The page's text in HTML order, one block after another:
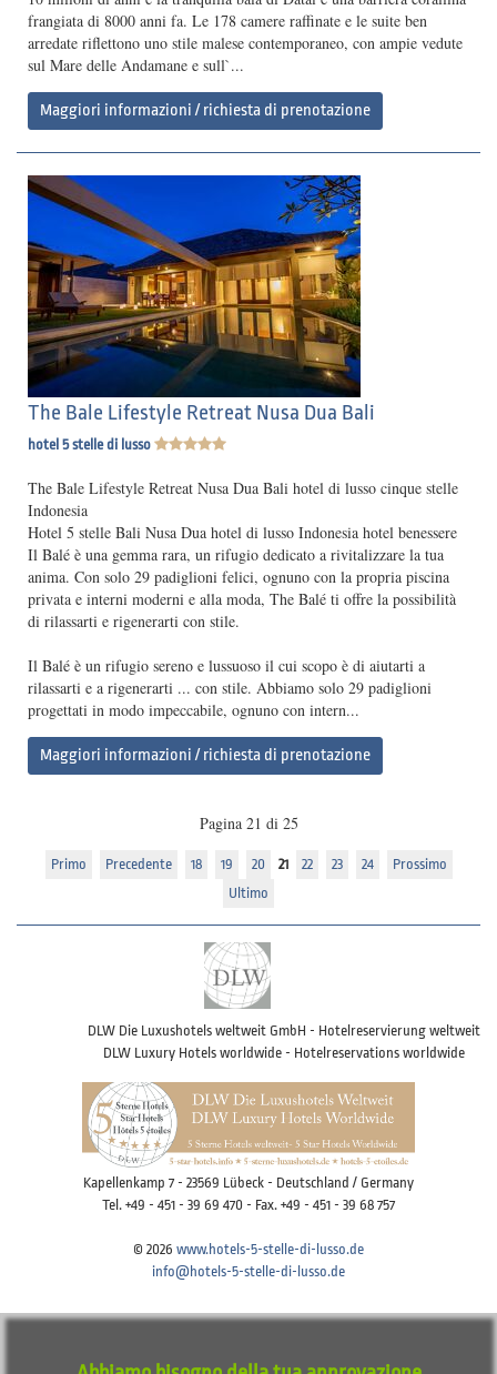
frangiata di 8000 anni fa. Le 178 camere raffinate e le suite ben
arredate riflettono uno stile malese contemporaneo, con ampie vedute
sul Mare delle Andamane e sull`...
Maggiori informazioni / richiesta di prenotazione
The Bale Lifestyle Retreat Nusa Dua Bali
hotel 5 stelle di lusso
The Bale Lifestyle Retreat Nusa Dua Bali hotel di lusso cinque stelle
Indonesia
Hotel 5 stelle Bali Nusa Dua hotel di lusso Indonesia hotel benessere
Il Balé è una gemma rara, un rifugio dedicato a rivitalizzare la tua
anima. Con solo 29 padiglioni felici, ognuno con la propria piscina
privata e interni moderni e alla moda, The Balé ti offre la possibilità
di rilassarti e rigenerarti con stile.
Il Balé è un rifugio sereno e lussuoso il cui scopo è di aiutarti a
rilassarti e a rigenerarti ... con stile. Abbiamo solo 29 padiglioni
progettati in modo impeccabile, ognuno con intern...
Maggiori informazioni / richiesta di prenotazione
Pagina 21 di 25
Primo Precedente 18 19 20 21 22 23 24
Prossimo
Ultimo
DLW Die Luxushotels weltweit GmbH - Hotelreservierung weltweit
DLW Luxury Hotels worldwide - Hotelreservations worldwide
Kapellenkamp 7 - 23569 Lübeck - Deutschland / Germany
Tel. +49 - 451 - 39 69 470 - Fax. +49 - 451 - 39 68 757
© 2026 www.hotels-5-stelle-di-lusso.de
info@hotels-5-stelle-di-lusso.de